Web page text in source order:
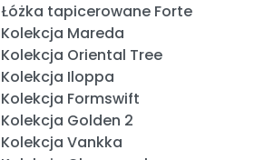
Łóżka tapicerowane Forte
Kolekcja Mareda
Kolekcja Oriental Tree
Kolekcja Iloppa
Kolekcja Formswift
Kolekcja Golden 2
Kolekcja Vankka